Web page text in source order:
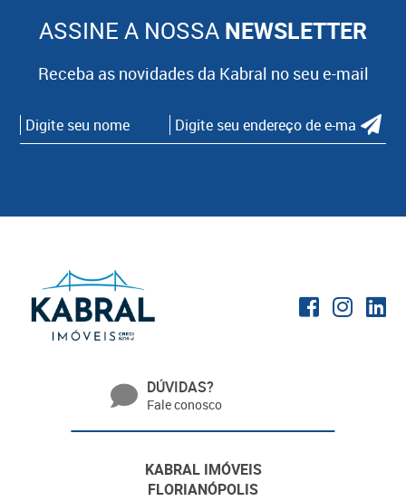
ASSINE A NOSSA NEWSLETTER
Receba as novidades da Kabral no seu e-mail
DÚVIDAS?
Fale conosco
KABRAL IMÓVEIS
FLORIANÓPOLIS